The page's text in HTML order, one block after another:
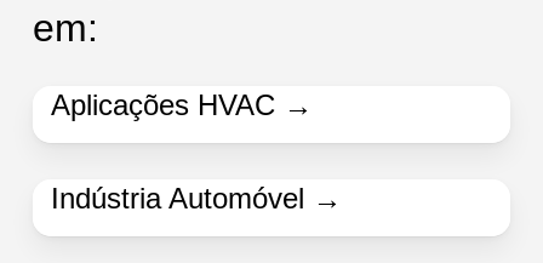
em:
Aplicações HVAC →
Indústria Automóvel →